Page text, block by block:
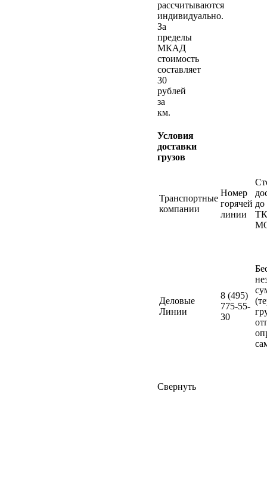
рассчитываются
индивидуально.
За
пределы
МКАД
стоимость
составляет
30
рублей
за
км.
Условия
доставки
грузов
Транспортные
компании
Номер
горячей
линии
до
Деловые
Линии
8 (495)
775-55-
30
Свернуть